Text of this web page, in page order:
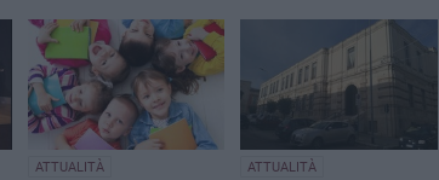
ATTUALITÀ ATTUALITÀ